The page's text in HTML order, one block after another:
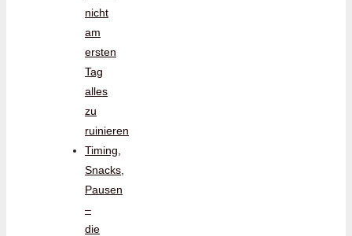
nicht
am
ersten
Tag
alles
zu
ruinieren
Timing,
Snacks,
Pausen
–
die